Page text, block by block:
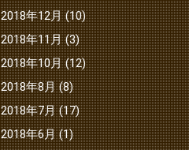
2018年12月(10)
2018年11月(3)
2018年10月(12)
2018年8月(8)
2018年7月(17)
2018年6月(1)